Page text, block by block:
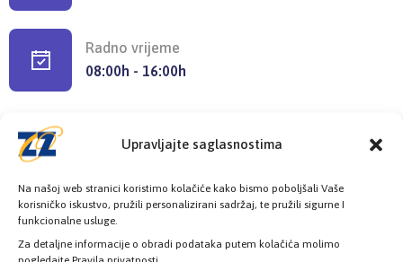
Upravljajte saglasnostima
Na našoj web stranici koristimo kolačiće kako bismo poboljšali Vaše
korisničko iskustvo, pružili personalizirani sadržaj, te pružili sigurne I
funkcionalne usluge.
Za detaljne informacije o obradi podataka putem kolačića molimo
pogledajte Pravila privatnosti.
Radno vrijeme
08:00h - 16:00h
Provjerite status vaše elektronske
zdravstvene kartice